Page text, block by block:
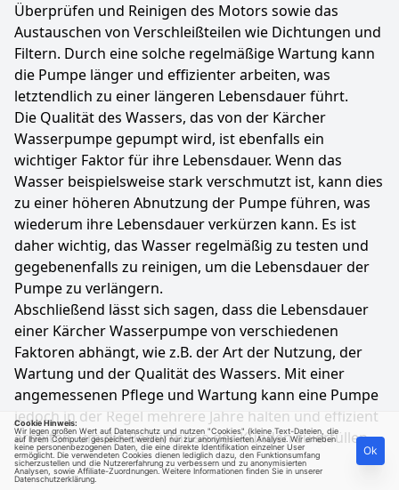
Überprüfen und Reinigen des Motors sowie das
Austauschen von Verschleißteilen wie Dichtungen und
Filtern. Durch eine solche regelmäßige Wartung kann
die Pumpe länger und effizienter arbeiten, was
letztendlich zu einer längeren Lebensdauer führt.
Die Qualität des Wassers, das von der Kärcher
Wasserpumpe gepumpt wird, ist ebenfalls ein
wichtiger Faktor für ihre Lebensdauer. Wenn das
Wasser beispielsweise stark verschmutzt ist, kann dies
zu einer höheren Abnutzung der Pumpe führen, was
wiederum ihre Lebensdauer verkürzen kann. Es ist
daher wichtig, das Wasser regelmäßig zu testen und
gegebenenfalls zu reinigen, um die Lebensdauer der
Pumpe zu verlängern.
Abschließend lässt sich sagen, dass die Lebensdauer
einer Kärcher Wasserpumpe von verschiedenen
Faktoren abhängt, wie z.B. der Art der Nutzung, der
Wartung und der Qualität des Wassers. Mit einer
angemessenen Pflege und Wartung kann eine Pumpe
jedoch in der Regel mehrere Jahre halten und effizient
arbeiten, um die Bedürfnisse der Kunden zu erfüllen.
Cookie Hinweis:
Wir legen großen Wert auf Datenschutz und nutzen "Cookies" (kleine Text-Dateien, die
auf Ihrem Computer gespeichert werden) nur zur anonymisierten Analyse. Wir erheben
keine personenbezogenen Daten, die eine direkte Identifikation einzelner User
ermöglicht. Die verwendeten Cookies dienen lediglich dazu, den Funktionsumfang
sicherzustellen und die Nutzererfahrung zu verbessern und zu anonymisierten
Analysen, sowie Affiliate-Zuordnungen. Weitere Informationen finden Sie in unserer
Datenschutzerklärung
Ok